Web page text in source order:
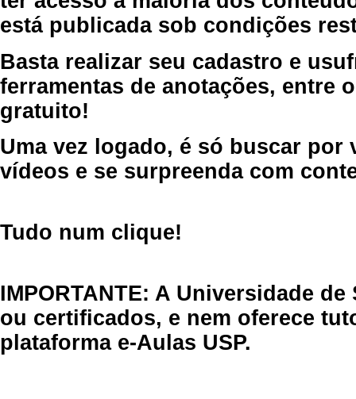
está publicada sob condições
Basta realizar seu cadastro e
ferramentas de anotações, entre
gratuito!
Uma vez logado, é só buscar por
vídeos e se surpreenda com
Tudo num clique!
IMPORTANTE: A Universidade
ou certificados, e nem oferece
plataforma e-Aulas USP.